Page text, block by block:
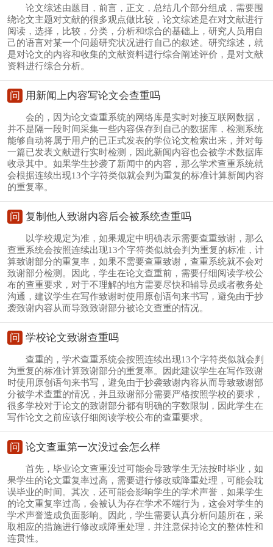
论文综述由题目，前言，正文，总结几个部分组成，需要围
绕论文主题对文献的很多观点做比较，论文综述是在对文献进行
阅读，选择，比较，分类，分析和综合的基础上，研究人员用自
己的语言对某一个问题研究状况进行自己的叙述。研究综述，就
是对论文的内容和收集的文献资料进行综合阐述评价，是对文献
资料进行综合分析。
问 用新闻上内容写论文会查重吗
会的，因为论文查重系统的网络库是实时对接互联网数据，
并不是隔一段时间采集一些内容保存到自己的数据库，检测系统
能够自动将属于用户的已正式发表的学位论文检索出来，并对每
一篇已发表文献进行实时检测，因此新闻内容也会被学术数据库
收录其中。如果学生抄袭了新闻中的内容，那么学术查重系统就
会根据连续出现13个字符类似就会判为重复的标准计算新闻内容
的重复率。
问 复制他人致谢内容后会被系统查重吗
以学校规定为准，如果规定中明确表示需要查重致谢，那么
查重系统会按照连续出现13个字符类似就会判为重复的标准，计
算致谢部分的重复率，如果不需要查重致谢，查重系统就不会对
致谢部分检测。因此，学生在论文查重前，需要仔细阅读学校公
布的查重要求，对于不理解的地方需要尽快和辅导员或者教务处
沟通，建议学生在写作致谢时使用原创语句来书写，避免由于抄
袭致谢内容从而导致致谢部分被论文查重的情况。
问 学校论文致谢查重吗
查重的，学术查重系统会按照连续出现13个字符类似就会判
为重复的标准计算致谢部分的重复率。因此建议学生在写作致谢
时使用原创语句来书写，避免由于抄袭致谢内容从而导致致谢部
分被学术查重的情况，并且致谢部分需要严格按照学校的要求，
很多学校对于论文的致谢部分都有明确的字数限制，因此学生在
写作论文之前应该仔细阅读学校公布的查重要求。
问 论文查重第一次没过会怎么样
首先，毕业论文查重没过可能会导致学生无法按时毕业，如
果学生的论文重复率过高，需要进行修改或降重处理，可能会耽
误毕业的时间。其次，还可能会影响学生的学术声誉，如果学生
的论文重复率过高，会被认为存在学术不端行为，这会对学生的
学术声誉造成负面影响。因此，学生需要认真分析问题所在，采
取相应的措施进行修改或降重处理，并注意保持论文的整体性和
连贯性。